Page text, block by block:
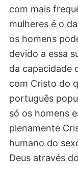
com mais
mulheres é o
os homens
devido a essa
da capacidade
com Cristo do
português
só os homens
plenamente
humano do
Deus através